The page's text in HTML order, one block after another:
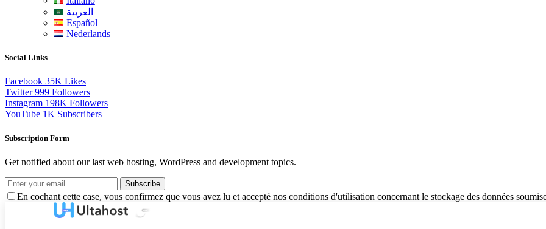
العربية
Español
Nederlands
Social Links
Facebook 35K Likes
Twitter 999 Followers
Instagram 198K Followers
YouTube 1K Subscribers
Subscription Form
Get notified about our last web hosting, WordPress and development topics.
Subscribe
En cochant cette case, vous confirmez que vous avez lu et accepté nos conditions d'utilisation concernant le stockage des données